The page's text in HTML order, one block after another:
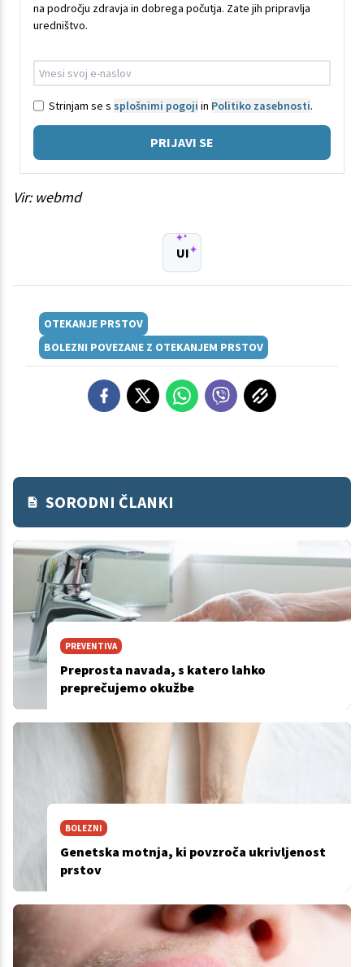
na področju zdravja in dobrega počutja. Zate jih pripravlja
uredništvo.
Strinjam se s splošnimi pogoji in Politiko zasebnosti.
PRIJAVI SE
Vir: webmd
UI
OTEKANJE PRSTOV
BOLEZNI POVEZANE Z OTEKANJEM PRSTOV
SORODNI ČLANKI
PREVENTIVA
Preprosta navada, s katero lahko
preprečujemo okužbe
BOLEZNI
Genetska motnja, ki povzroča ukrivljenost
prstov